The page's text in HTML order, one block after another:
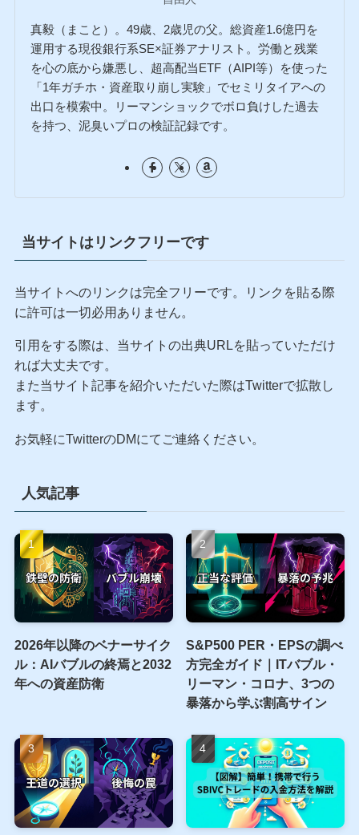
真毅（まこと）。49歳、2歳児の父。総資産1.6億円を
運用する現役銀行系SE×証券アナリスト。労働と残業
を心の底から嫌悪し、超高配当ETF（AIPI等）を使った
「1年ガチホ・資産取り崩し実験」でセミリタイアへの
出口を模索中。リーマンショックでボロ負けした過去
を持つ、泥臭いプロの検証記録です。
当サイトはリンクフリーです
当サイトへのリンクは完全フリーです。リンクを貼る際
に許可は一切必用ありません。
引用をする際は、当サイトの出典URLを貼っていただけ
れば大丈夫です。
また当サイト記事を紹介いただいた際はTwitterで拡散し
ます。
お気軽にTwitterのDMにてご連絡ください。
人気記事
2026年以降のベナーサイク
ル：AIバブルの終焉と2032
年への資産防衛
S&P500 PER・EPSの調べ
方完全ガイド｜ITバブル・
リーマン・コロナ、3つの
暴落から学ぶ割高サイン